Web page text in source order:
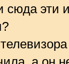
сюда эти